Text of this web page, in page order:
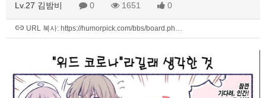
Lv.27 김밤비 0 1651 0
URL 복사: https://humorpick.com/bbs/board.ph…